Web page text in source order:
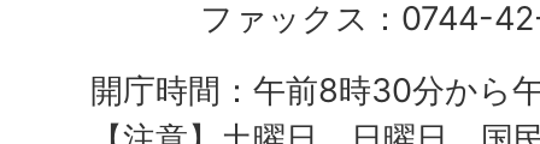
ファックス：0744-
開庁時間：午前8時30分から